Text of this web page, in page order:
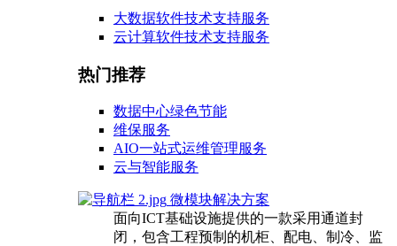
大数据软件技术支持服务
云计算软件技术支持服务
热门推荐
数据中心绿色节能
维保服务
AIO一站式运维管理服务
云与智能服务
微模块解决方案
面向ICT基础设施提供的一款采用通道封
闭，包含工程预制的机柜、配电、制冷、监